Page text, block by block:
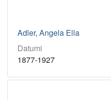
Adler, Angela Ella
Datumi
1877-1927